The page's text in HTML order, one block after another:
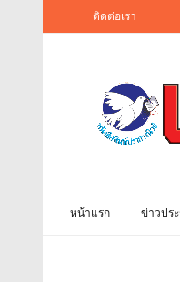
ติดต่อเรา
หน้าแรก ข่าวปร